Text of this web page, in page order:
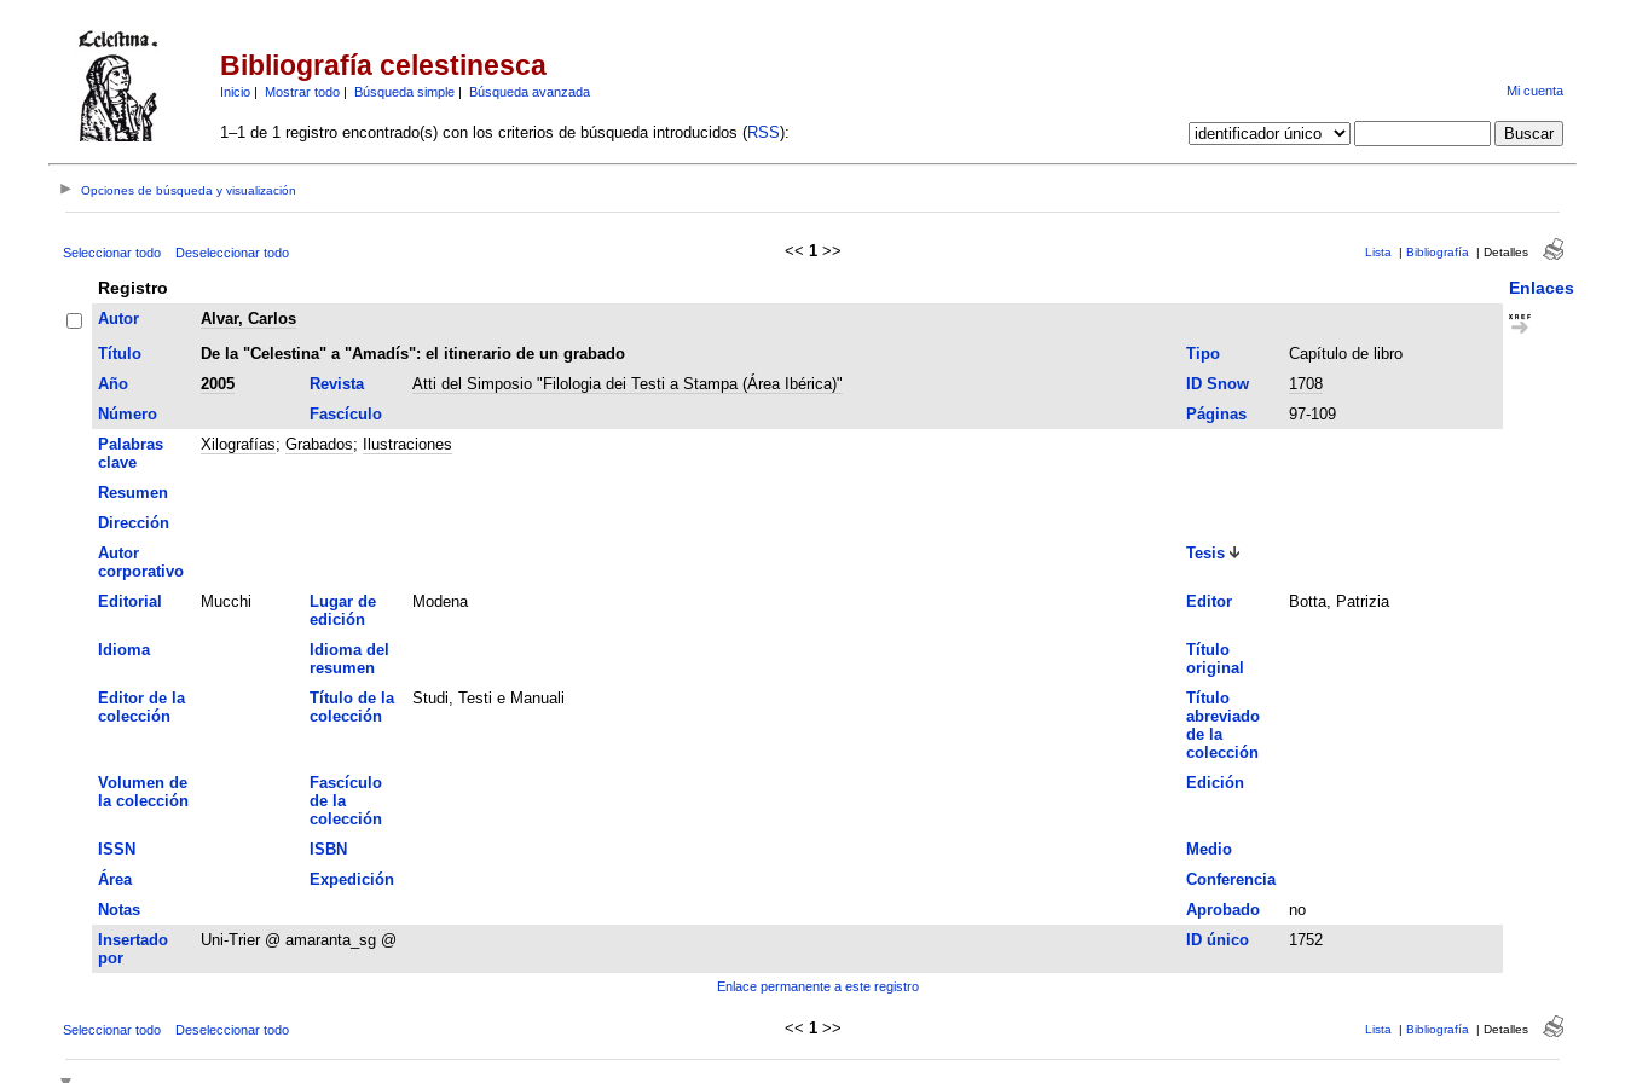
Bibliografía celestinesca
Inicio| Mostrar todo| Búsqueda simple| Búsqueda avanzada Mi cuenta
1–1 de 1 registro encontrado(s) con los criterios de búsqueda introducidos (RSS):
Opciones de búsqueda y visualización
Seleccionar todo Deseleccionar todo << 1 >> Lista | Bibliografía | Detalles
Registro Enlaces
Autor
Alvar, Carlos
Título
De la "Celestina" a "Amadís": el itinerario de un grabado Tipo
Capítulo de libro
Año
2005 Revista Atti del Simposio "Filologia dei Testi a Stampa (Área Ibérica)" ID Snow
1708
Número
Fascículo Páginas
97-109
Palabras
clave
Xilografías; Grabados; Ilustraciones
Resumen
Dirección
Autor
corporativo
Tesis
Editorial Mucchi
Lugar de
edición
Modena Editor Botta, Patrizia
Idioma
Idioma del
resumen
Título
original
Editor de la
colección
Título de la
colección
Studi, Testi e Manuali
Título
abreviado
de la
colección
Volumen de
la colección
Fascículo
de la
colección
Edición
ISSN ISBN
Medio
Área
Expedición
Conferencia
Notas
Aprobado
no
Insertado
por
Uni-Trier @ amaranta_sg @ ID único 1752
Enlace permanente a este registro
Seleccionar todo Deseleccionar todo << 1 >> Lista | Bibliografía | Detalles